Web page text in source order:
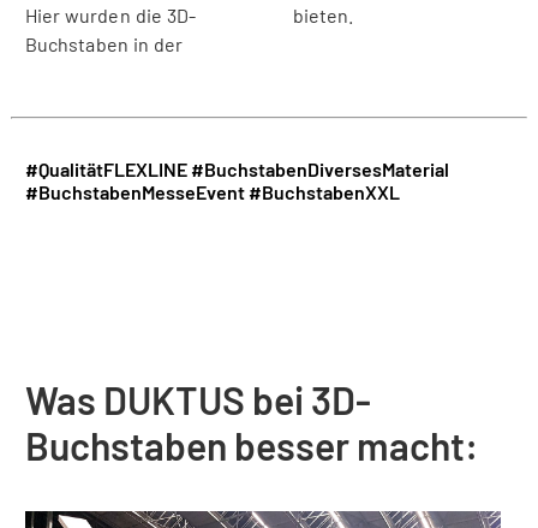
Hier wurden die 3D-
Buchstaben in der
bieten.
#QualitätFLEXLINE#BuchstabenDiversesMaterial
#BuchstabenMesseEvent#BuchstabenXXL
Was DUKTUS bei 3D-
Buchstaben besser macht: